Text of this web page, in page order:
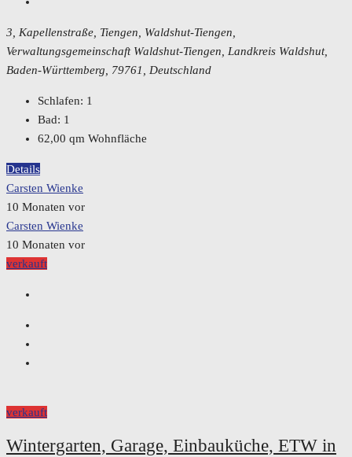
3, Kapellenstraße, Tiengen, Waldshut-Tiengen,
Verwaltungsgemeinschaft Waldshut-Tiengen, Landkreis Waldshut,
Baden-Württemberg, 79761, Deutschland
Schlafen: 1
Bad: 1
62,00 qm Wohnfläche
Details
Carsten Wienke
10 Monaten vor
Carsten Wienke
10 Monaten vor
verkauft
verkauft
Wintergarten, Garage, Einbauküche, ETW in